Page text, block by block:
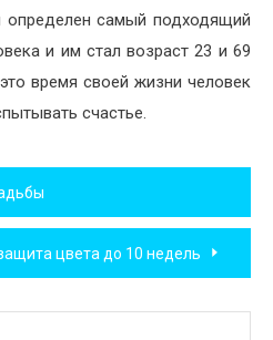
самый подходящий
и им стал возраст 23 и 69
время своей жизни человек
счастье.
цвета до 10 недель